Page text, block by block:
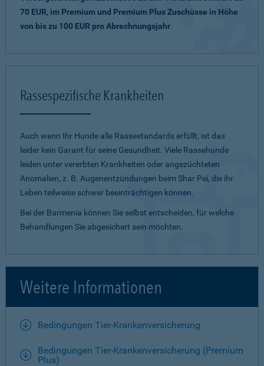
70 EUR, im Premium und Premium Plus Zuschüsse in Höhe
von bis zu 100 EUR pro Abrechnungsjahr.
Rassespezifische Krankheiten
Auch wenn Ihr Hunde alle Rassestandards erfüllt, ist das
leider kein Garant für seine Gesundheit. Viele Rassehunde
leiden unter vererbten Krankheiten oder angezüchteten
Anomalien, z. B. Augenentzündungen beim Shar Pei, die ihr
Leben teilweise schwer beeinträchtigen können.
Bei der Barmenia können Sie selbst entscheiden, für welche
Behandlungen Sie abgesichert sein möchten.
Weitere Informationen
Bedingungen Tier-Krankenversicherung
Bedingungen Tier-Krankenversicherung (Premium
Plus)